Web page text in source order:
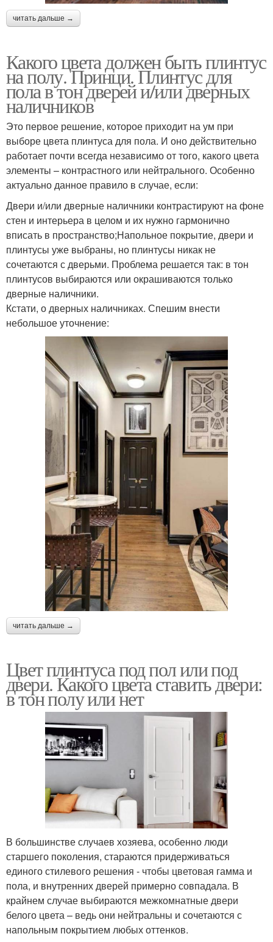
читать дальше →
Какого цвета должен быть плинтус
на полу. Принци. Плинтус для
пола в тон дверей и/или дверных
наличников
Это первое решение, которое приходит на ум при
выборе цвета плинтуса для пола. И оно действительно
работает почти всегда независимо от того, какого цвета
элементы – контрастного или нейтрального. Особенно
актуально данное правило в случае, если:
Двери и/или дверные наличники контрастируют на фоне
стен и интерьера в целом и их нужно гармонично
вписать в пространство;Напольное покрытие, двери и
плинтусы уже выбраны, но плинтусы никак не
сочетаются с дверьми. Проблема решается так: в тон
плинтусов выбираются или окрашиваются только
дверные наличники.
Кстати, о дверных наличниках. Спешим внести
небольшое уточнение:
читать дальше →
Цвет плинтуса под пол или под
двери. Какого цвета ставить двери:
в тон полу или нет
В большинстве случаев хозяева, особенно люди
старшего поколения, стараются придерживаться
единого стилевого решения - чтобы цветовая гамма и
пола, и внутренних дверей примерно совпадала. В
крайнем случае выбираются межкомнатные двери
белого цвета – ведь они нейтральны и сочетаются с
напольным покрытием любых оттенков.